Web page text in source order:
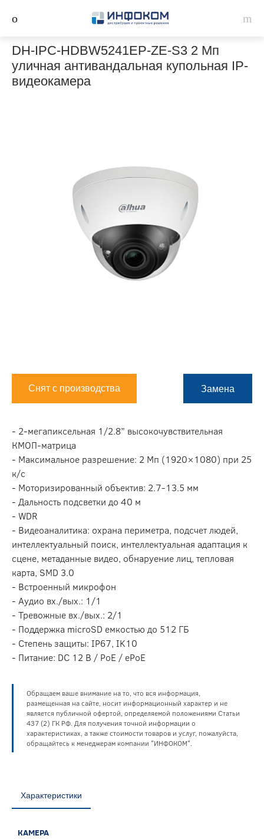
DH-IPC-HDBW5241EP-ZE-S3 2 Мп
уличная антивандальная купольная IP-
видеокамера
Снят с производства Замена
- 2-мегапиксельная 1/2.8” высокочувствительная
КМОП-матрица
- Максимальное разрешение: 2 Мп (1920×1080) при 25
к/с
- Моторизированный объектив: 2.7-13.5 мм
- Дальность подсветки до 40 м
- WDR
- Видеоаналитика: охрана периметра, подсчет людей,
интеллектуальный поиск, интеллектуальная адаптация к
сцене, метаданные видео, обнаруение лиц, тепловая
карта, SMD 3.0
- Встроенный микрофон
- Аудио вх./вых.: 1/1
- Тревожные вх./вых.: 2/1
- Поддержка microSD емкостью до 512 ГБ
- Степень защиты: IP67, IK10
- Питание: DC 12 В / PoE / ePoE
Обращаем ваше внимание на то, что вся информация,
размещенная на сайте, носит информационный характер и не
является публичной офертой, определяемой положениями Статьи
437 (2) ГК РФ. Для получения точной информации о
характеристиках, а также стоимости товаров и услуг, пожалуйста,
обращайтесь к менеджерам компании "ИНФОКОМ".
Характеристики
КАМЕРА